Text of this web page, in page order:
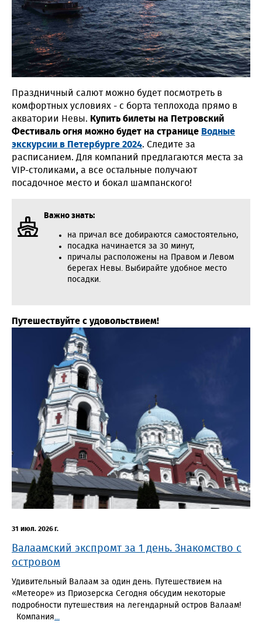
Праздничный салют можно будет посмотреть в
комфортных условиях - с борта теплохода прямо в
акватории Невы. Купить билеты на Петровский
Фестиваль огня можно будет на странице Водные
экскурсии в Петербурге 2024. Следите за
расписанием. Для компаний предлагаются места за
VIP-столиками, а все остальные получают
посадочное место и бокал шампанского!
Важно знать:
на причал все добираются самостоятельно,
посадка начинается за 30 минут,
причалы расположены на Правом и Левом
берегах Невы. Выбирайте удобное место
посадки.
Путешествуйте с удовольствием!
31 июл. 2026 г.
Валаамский экспромт за 1 день. Знакомство с
островом
Удивительный Валаам за один день. Путешествием на
«Метеоре» из Приозерска Сегодня обсудим некоторые
подробности путешествия на легендарный остров Валаам!
Компания...